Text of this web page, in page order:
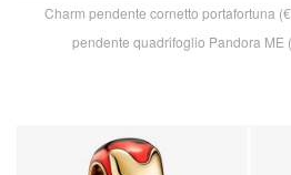
Charm pendente cornetto portafortuna
pendente quadrifoglio Pandora ME